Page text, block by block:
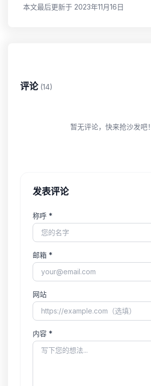
本文最后更新于 2023年11月16日
评论 (14)
暂无评论，快来抢沙发吧！
发表评论
称呼 *
邮箱 *
网站
内容 *